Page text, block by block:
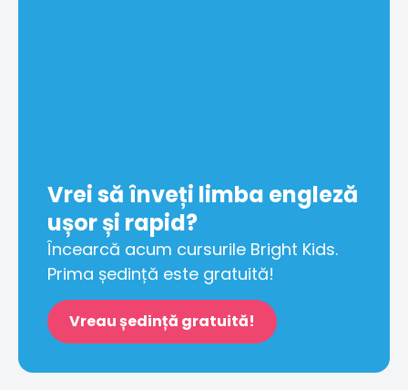
Vrei să înveți limba engleză
ușor și rapid?
Încearcă acum cursurile Bright Kids.
Prima ședință este gratuită!
Vreau ședință gratuită!